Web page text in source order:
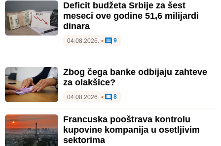
Deficit budžeta Srbije za šest
meseci ove godine 51,6 milijardi
dinara
04.08.2026. • 9
Zbog čega banke odbijaju zahteve
za olakšice?
04.08.2026. • 8
Francuska pooštrava kontrolu
kupovine kompanija u osetljivim
sektorima